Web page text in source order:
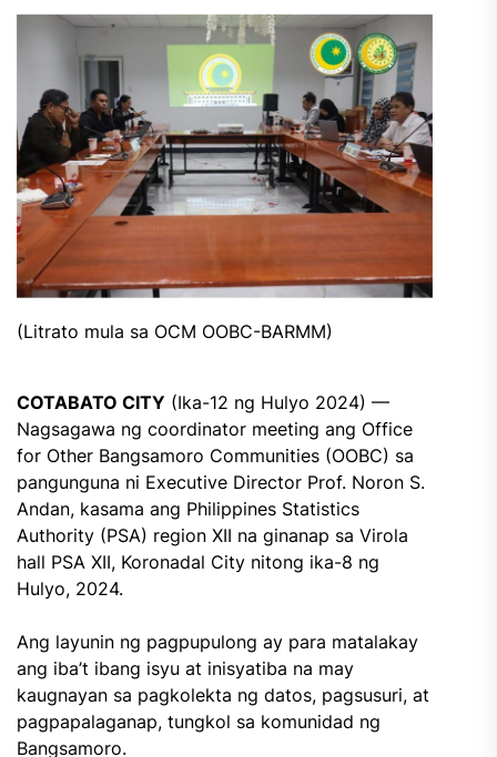
(Litrato mula sa OCM OOBC-BARMM)
COTABATO CITY (Ika-12 ng Hulyo 2024) —
Nagsagawa ng coordinator meeting ang Office
for Other Bangsamoro Communities (OOBC) sa
pangunguna ni Executive Director Prof. Noron S.
Andan, kasama ang Philippines Statistics
Authority (PSA) region XII na ginanap sa Virola
hall PSA XII, Koronadal City nitong ika-8 ng
Hulyo, 2024.
Ang layunin ng pagpupulong ay para matalakay
ang iba’t ibang isyu at inisyatiba na may
kaugnayan sa pagkolekta ng datos, pagsusuri, at
pagpapalaganap, tungkol sa komunidad ng
Bangsamoro.